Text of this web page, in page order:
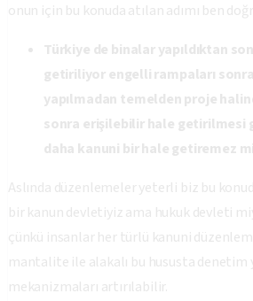
onun için bu konuda atılan adımı ben
Türkiye de binalar yapıldıktan
getiriliyor engelli rampaları
yapılmadan temelden proje
sonra erişilebilir hale getirilmesi
daha kanuni bir hale getiremez
Aslında düzenlemeler yeterli biz bu
bir kanun devletiyiz ama hukuk devleti
çünkü insanlar her türlü kanuni
mantalite ile alakalı bu hususta denetim
mekanizmaları artırılabilir.